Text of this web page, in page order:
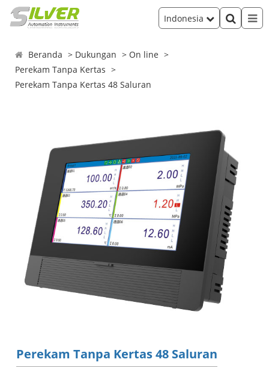
Indonesia
Beranda Dukungan
On line
Perekam Tanpa Kertas
Perekam Tanpa Kertas 48 Saluran
Perekam Tanpa Kertas 48 Saluran